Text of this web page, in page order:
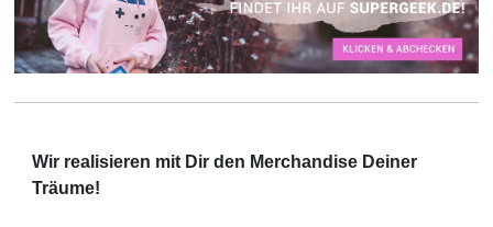
Wir realisieren mit Dir den Merchandise Deiner
Träume!